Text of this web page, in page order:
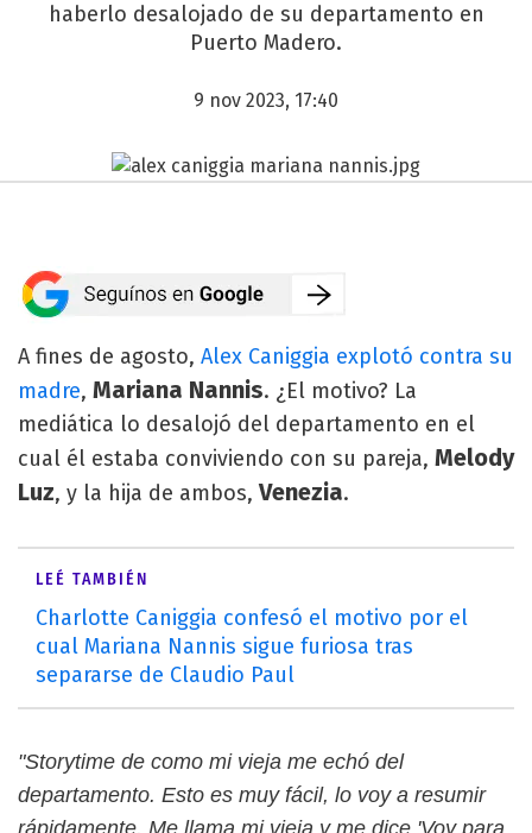
haberlo desalojado de su departamento en
Puerto Madero.
9 nov 2023, 17:40
A fines de agosto, Alex Caniggia explotó contra su
madre, Mariana Nannis. ¿El motivo? La
mediática lo desalojó del departamento en el
cual él estaba conviviendo con su pareja, Melody
Luz, y la hija de ambos,Venezia.
LEÉ TAMBIÉN
Charlotte Caniggia confesó el motivo por el
cual Mariana Nannis sigue furiosa tras
separarse de Claudio Paul
"Storytime de como mi vieja me echó del
departamento. Esto es muy fácil, lo voy a resumir
rápidamente. Me llama mi vieja y me dice 'Voy para